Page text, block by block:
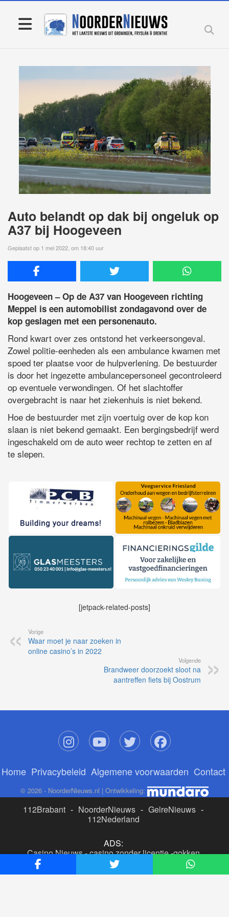
Auto belandt op dak bij ongeluk op
A37 bij Hoogeveen
Geplaatst op 1 mei 2022, om 18:40 uur
Hoogeveen – Op de A37 van Hoogeveen richting
Meppel is een automobilist zondagavond over de
kop geslagen met een personenauto.
Rond kwart over zes ontstond het verkeersongeval.
Zowel politie-eenheden als een ambulance kwamen met
spoed ter plaatse voor de hulpverlening. De bestuurder
is door het ingezette ambulancepersoneel gecontroleerd
op eventuele verwondingen. Of het slachtoffer
overgebracht is naar het ziekenhuis is niet bekend.
Hoe de bestuurder met zijn voertuig over de kop kon
slaan is niet bekend gemaakt. Een bergingsbedrijf werd
ingeschakeld om de auto weer rechtop te zetten en af
te slepen.
[jetpack-related-posts]
Vorige
Waar moet je naar zoeken in
online casino’s in 2022
Volgende
Brandweer doorzoekt sloot na
aantreffen fiets bij Oostrum
Home Privacybeleid Algemene voorwaarden Contact
© 2026 - NoorderNieuws.nl | Ontwikkeling:
112Brabant - NoorderNieuws - GelreNieuws -
112Nederland
ADS:
Casino Nieuws-casino zonder licentie-gokken
buitenlandse site
beste online casino nederland